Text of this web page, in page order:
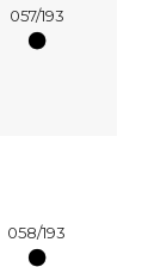
057/193
058/193